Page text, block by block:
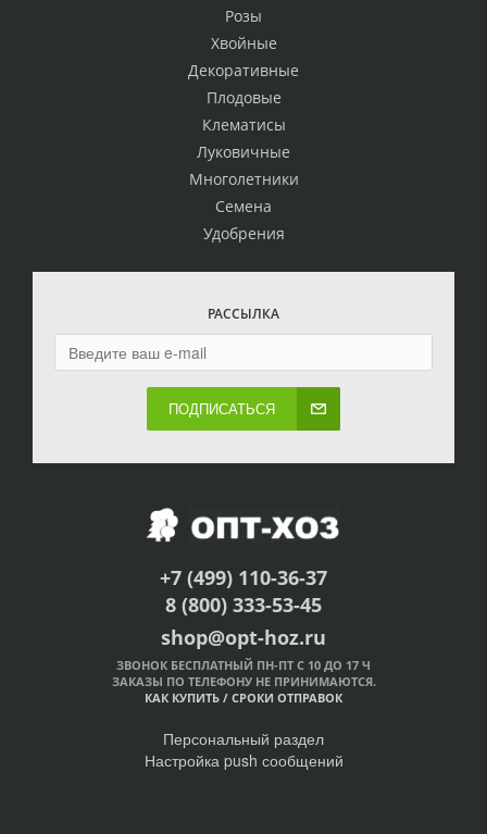
Розы
Хвойные
Декоративные
Плодовые
Клематисы
Луковичные
Многолетники
Семена
Удобрения
РАССЫЛКА
ПОДПИСАТЬСЯ
+7 (499) 110-36-37
8 (800) 333-53-45
shop@opt-hoz.ru
ЗВОНОК БЕСПЛАТНЫЙ ПН-ПТ С 10 ДО 17 Ч
ЗАКАЗЫ ПО ТЕЛЕФОНУ НЕ ПРИНИМАЮТСЯ.
КАК КУПИТЬ / СРОКИ ОТПРАВОК
Персональный раздел
Настройка push сообщений